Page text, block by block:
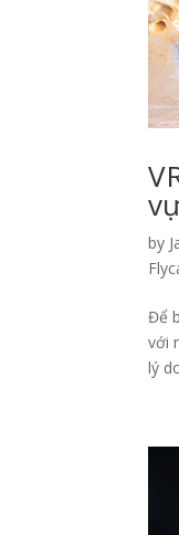
by
Để
với
lý